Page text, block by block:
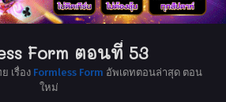
Form ตอนที่ 53
เรื่อง Formless Form อัพเดทตอนล่าสุด ตอน
ใหม่